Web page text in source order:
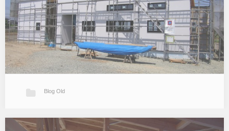
ル下地のラス張…
工事順調
Blog Old